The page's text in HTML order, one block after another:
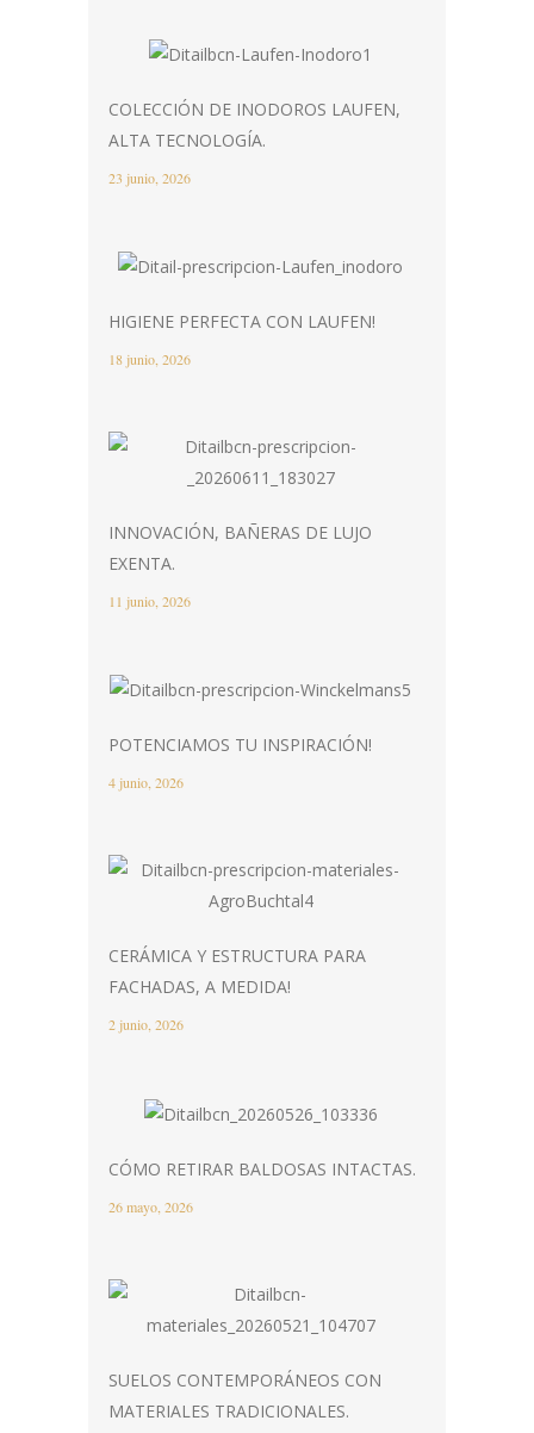
COLECCIÓN DE INODOROS LAUFEN,
ALTA TECNOLOGÍA.
23 junio, 2026
HIGIENE PERFECTA CON LAUFEN!
18 junio, 2026
INNOVACIÓN, BAÑERAS DE LUJO
EXENTA.
11 junio, 2026
POTENCIAMOS TU INSPIRACIÓN!
4 junio, 2026
CERÁMICA Y ESTRUCTURA PARA
FACHADAS, A MEDIDA!
2 junio, 2026
CÓMO RETIRAR BALDOSAS INTACTAS.
26 mayo, 2026
SUELOS CONTEMPORÁNEOS CON
MATERIALES TRADICIONALES.